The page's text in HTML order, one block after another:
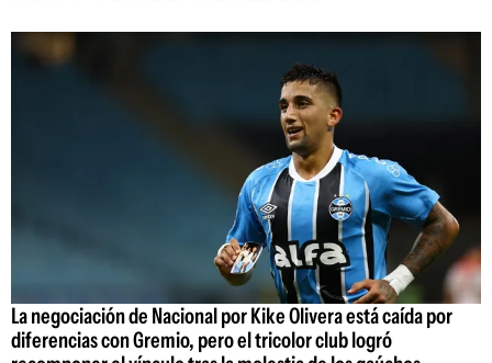
La negociación de Nacional por Kike Olivera está caída por
diferencias con Gremio, pero el tricolor club logró